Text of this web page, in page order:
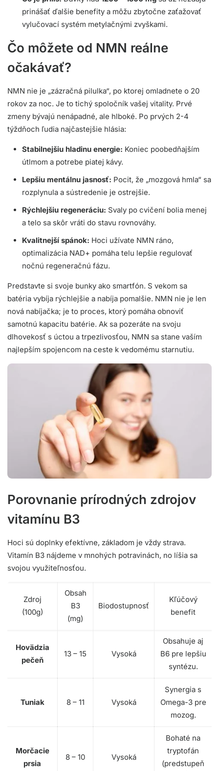
prinášať ďalšie benefity a môžu zbytočne zaťažovať
vylučovací systém metylačnými zvyškami.
Čo môžete od NMN reálne
očakávať?
NMN nie je „zázračná pilulka“, po ktorej omladnete o 20
rokov za noc. Je to tichý spoločník vašej vitality. Prvé
zmeny bývajú nenápadné, ale hlboké. Po prvých 2-4
týždňoch ľudia najčastejšie hlásia:
Stabilnejšiu hladinu energie: Koniec poobedňajším
útlmom a potrebe piatej kávy.
Lepšiu mentálnu jasnosť: Pocit, že „mozgová hmla“ sa
rozplynula a sústredenie je ostrejšie.
Rýchlejšiu regeneráciu: Svaly po cvičení bolia menej
a telo sa skôr vráti do stavu rovnováhy.
Kvalitnejší spánok: Hoci užívate NMN ráno,
optimalizácia NAD+ pomáha telu lepšie regulovať
nočnú regeneračnú fázu.
Predstavte si svoje bunky ako smartfón. S vekom sa
batéria vybíja rýchlejšie a nabíja pomalšie. NMN nie je len
nová nabíjačka; je to proces, ktorý pomáha obnoviť
samotnú kapacitu batérie. Ak sa pozeráte na svoju
dlhovekosť s úctou a trpezlivosťou, NMN sa stane vaším
najlepším spojencom na ceste k vedomému starnutiu.
Porovnanie prírodných zdrojov
vitamínu B3
Hoci sú doplnky efektívne, základom je vždy strava.
Vitamín B3 nájdeme v mnohých potravinách, no líšia sa
svojou využiteľnosťou.
Zdroj
(100g)
Obsah
B3
(mg)
Biodostupnosť
Kľúčový
benefit
Hovädzia
pečeň
13 – 15 Vysoká
Obsahuje aj
B6 pre lepšiu
syntézu.
Tuniak 8 – 11 Vysoká
Synergia s
Omega-3 pre
mozog.
Morčacie
prsia
8 – 10 Vysoká
Bohaté na
tryptofán
(predstupeň